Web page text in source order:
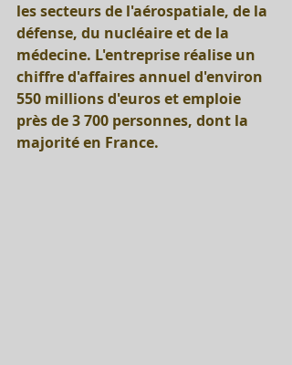
les secteurs de l'aérospatiale, de la
défense, du nucléaire et de la
médecine. L'entreprise réalise un
chiffre d'affaires annuel d'environ
550 millions d'euros et emploie
près de 3 700 personnes, dont la
majorité en France.